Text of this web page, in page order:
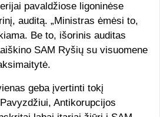
pavaldžiose ligoninėse
auditą. „Ministras ėmėsi to,
Be to, išorinis auditas
SAM Ryšių su visuomene
geba įvertinti tokį
Antikorupcijos